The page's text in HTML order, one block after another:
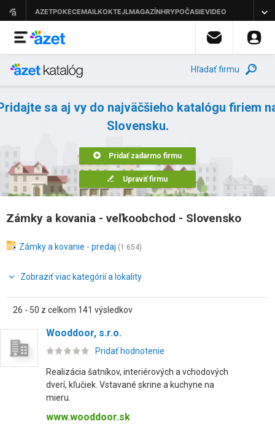
Hľadať firmu
sa aj vy do najväčšieho katalógu firiem
Slovensku.
Pridať zadarmo firmu
Upraviť firmu
Zámky a kovania - veľkoobchod - Slovensko
Zámky a kovanie - predaj (1 654)
Zobraziť viac kategórií a lokality
26 - 50 z celkom 141 výsledkov
Wooddoor, s.r.o.
Pridať hodnotenie
Realizácia šatníkov, interiérových a vchodových
dverí, kľučiek. Vstavané skrine a kuchyne na
mieru.
www.wooddoor.sk